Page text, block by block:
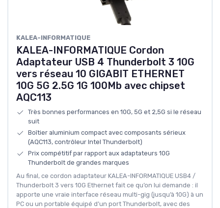
KALEA-INFORMATIQUE
KALEA-INFORMATIQUE Cordon
Adaptateur USB 4 Thunderbolt 3 10G
vers réseau 10 GIGABIT ETHERNET
10G 5G 2.5G 1G 100Mb avec chipset
AQC113
Très bonnes performances en 10G, 5G et 2,5G si le réseau
suit
Boîtier aluminium compact avec composants sérieux
(AQC113, contrôleur Intel Thunderbolt)
Prix compétitif par rapport aux adaptateurs 10G
Thunderbolt de grandes marques
Au final, ce cordon adaptateur KALEA-INFORMATIQUE USB4 /
Thunderbolt 3 vers 10G Ethernet fait ce qu’on lui demande : il
apporte une vraie interface réseau multi-gig (jusqu’à 10G) à un
PC ou un portable équipé d’un port Thunderbolt, avec des